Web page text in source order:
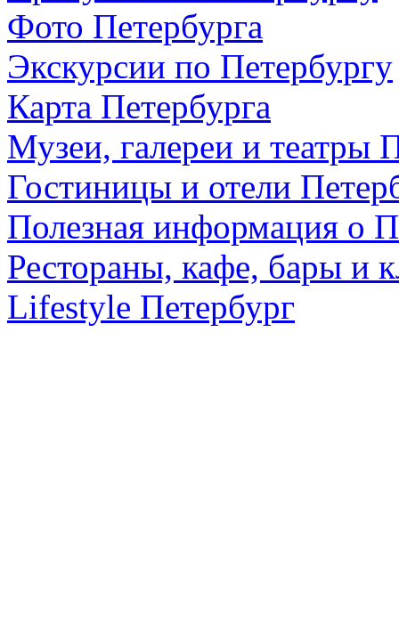
Фото Петербурга
Экскурсии по Петербургу
Карта Петербурга
Музеи, галереи и театры
Гостиницы и отели
Полезная информация о
Рестораны, кафе, бары и
Lifestyle Петербург